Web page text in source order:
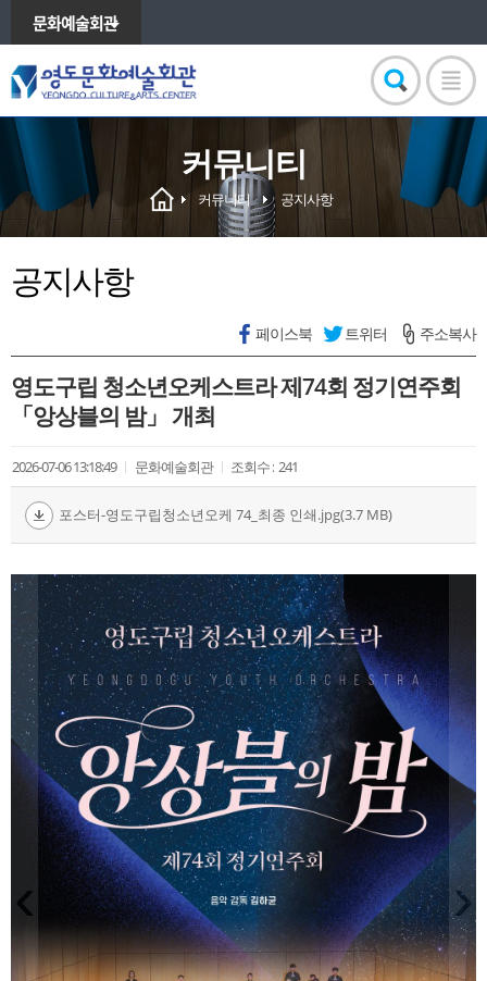
문화예술회관
커뮤니티
커뮤니티 공지사항
공지사항
페이스북 트위터 주소복사
영도구립 청소년오케스트라 제74회 정기연주회
「앙상블의 밤」 개최
2026-07-06 13:18:49 문화예술회관 조회수 : 241
포스터-영도구립청소년오케 74_최종 인쇄.jpg(3.7 MB)
‹ ›